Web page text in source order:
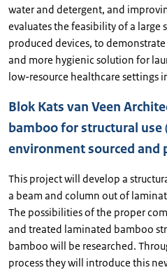
water and detergent, and
evaluates the feasibility of a large
produced devices, to
and more hygienic solution for
low-resource healthcare settings
Blok Kats van Veen
bamboo for structural use
environment sourced and
This project will develop a
a beam and column out of
The possibilities of the proper
and treated laminated bamboo
bamboo will be researched.
process they will introduce this